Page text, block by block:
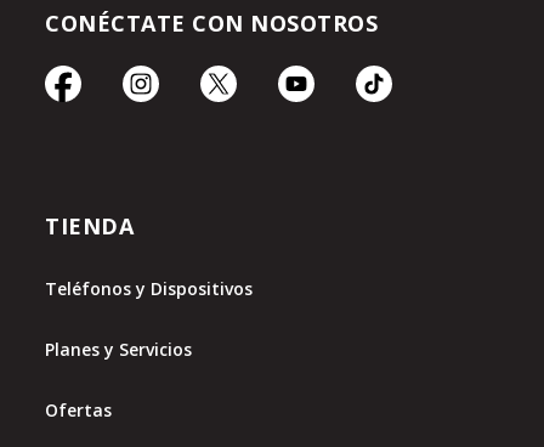
CONÉCTATE CON NOSOTROS
TIENDA
Teléfonos y Dispositivos
Planes y Servicios
Ofertas